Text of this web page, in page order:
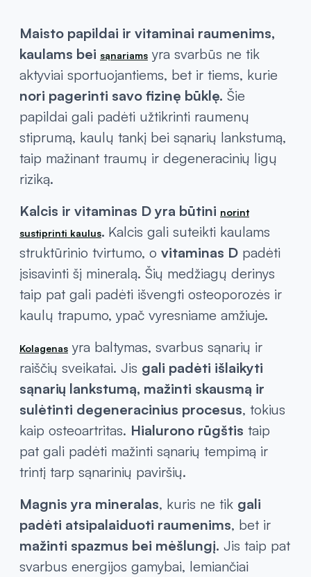
Maisto papildai ir vitaminai raumenims,
kaulams bei sąnariams yra svarbūs ne tik
aktyviai sportuojantiems, bet ir tiems, kurie
nori pagerinti savo fizinę būklę. Šie
papildai gali padėti užtikrinti raumenų
stiprumą, kaulų tankį bei sąnarių lankstumą,
taip mažinant traumų ir degeneracinių ligų
riziką.
Kalcis ir vitaminas D yra būtini norint
sustiprinti kaulus. Kalcis gali suteikti kaulams
struktūrinio tvirtumo, o vitaminas D padėti
įsisavinti šį mineralą. Šių medžiagų derinys
taip pat gali padėti išvengti osteoporozės ir
kaulų trapumo, ypač vyresniame amžiuje.
Kolagenas yra baltymas, svarbus sąnarių ir
raiščių sveikatai. Jis gali padėti išlaikyti
sąnarių lankstumą, mažinti skausmą ir
sulėtinti degeneracinius procesus, tokius
kaip osteoartritas. Hialurono rūgštis taip
pat gali padėti mažinti sąnarių tempimą ir
trintį tarp sąnarinių paviršių.
Magnis yra mineralas, kuris ne tik gali
padėti atsipalaiduoti raumenims, bet ir
mažinti spazmus bei mėšlungį. Jis taip pat
svarbus energijos gamybai, lemiančiai